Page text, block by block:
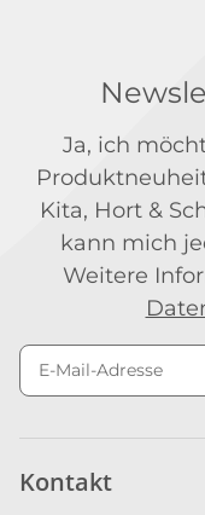
Ja, ich
Kita, Hort &
kann mich
Weitere
Kontakt